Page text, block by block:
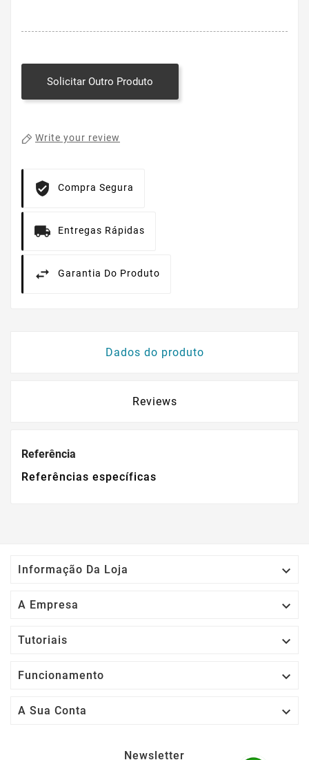
Solicitar Outro Produto
Write your review
Compra Segura
Entregas Rápidas
Garantia Do Produto
Dados do produto
Reviews
Referência
Referências específicas
Informação Da Loja 
A Empresa 
Tutoriais 
Funcionamento 
A Sua Conta 
Newsletter